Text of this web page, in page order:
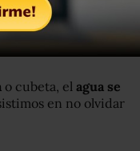
,hierbas de
o cubeta, el agua se
en no olvidar